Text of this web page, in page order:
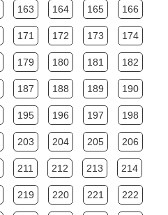
163 164 165 166
171 172 173 174
179 180 181 182
187 188 189 190
195 196 197 198
203 204 205 206
211 212 213 214
219 220 221 222